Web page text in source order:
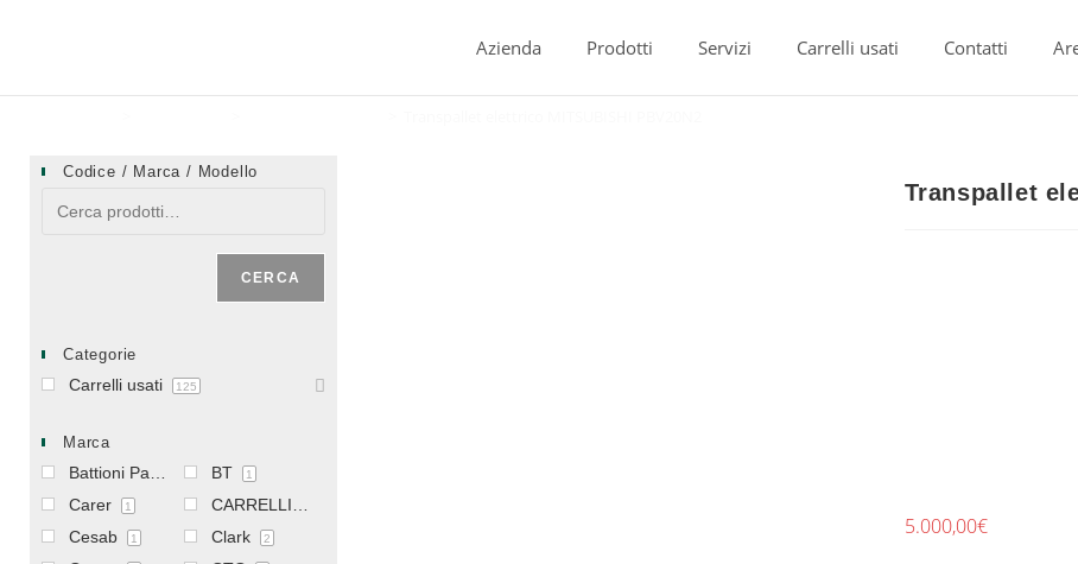
Azienda Prodotti Servizi Carrelli usati Contatti
Codice / Marca / Modello
CERCA
Categorie
Carrelli usati 125
Marca
Battioni Pagani 1 BT 1
Carer 1 CARRELLIFICIO VICENTINO
Cesab 1 Clark 2
Transpallet
5.000,00€